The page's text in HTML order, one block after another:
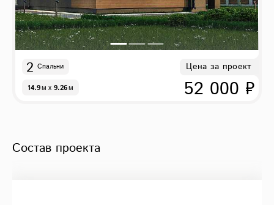
2 Спальни
14.9м x 9.26м
Цена за проект
52 000 ₽
Состав проекта